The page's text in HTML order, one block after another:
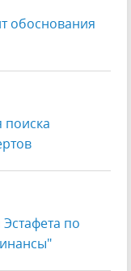
обоснования
поиска
по